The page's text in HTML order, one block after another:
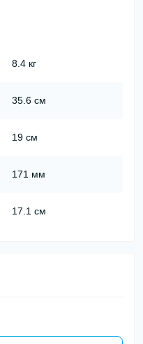
8.4 кг
35.6 см
19 см
171 мм
17.1 см